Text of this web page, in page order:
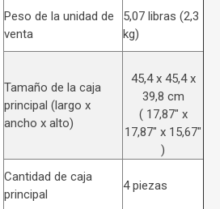
Peso de la unidad de
venta
5,07 libras (2,3
kg)
Tamaño de la caja
principal (largo x
ancho x alto)
45,4 x 45,4 x
39,8 cm
( 17,87" x
17,87" x 15,67"
)
Cantidad de caja
principal
4 piezas